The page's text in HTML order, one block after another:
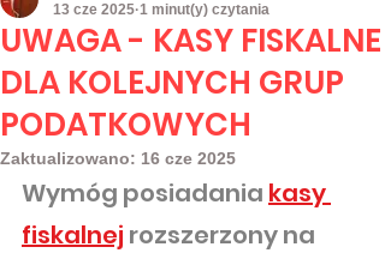
UWAGA - KASY FISKALNE
DLA KOLEJNYCH GRUP
PODATKOWYCH
13 cze 2025 1 minut(y) czytania
Zaktualizowano: 16 cze 2025
Wymóg posiadania kasy
fiskalnej rozszerzony na